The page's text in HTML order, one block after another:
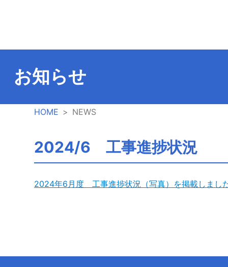
お知らせ
HOME NEWS
2024/6 工事進捗状況
2024年6月度 工事進捗状況（写真）を掲載しまし